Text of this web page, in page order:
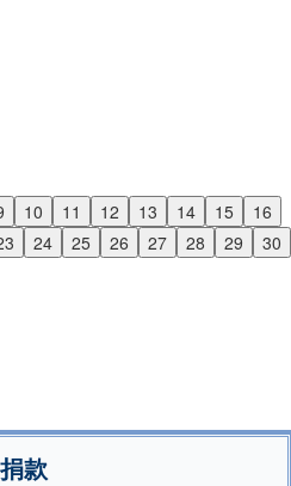
10 11 12 13 14 15
16
24 25 26 27 28 29
30
捐款